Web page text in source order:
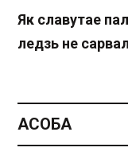
Як славутае
ледзь не
АСОБА